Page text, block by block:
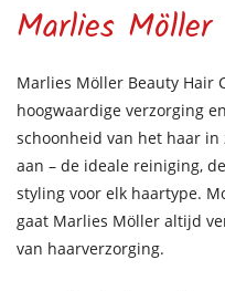
Marlies Möller
Marlies Möller Beauty Hair
hoogwaardige verzorging
schoonheid van het haar
aan – de ideale reiniging,
styling voor elk haartype.
gaat Marlies Möller altijd
van haarverzorging.